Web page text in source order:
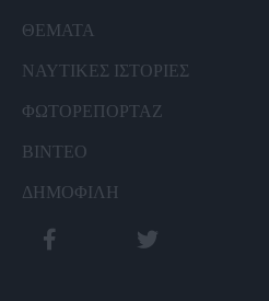
ΘΕΜΑΤΑ
ΝΑΥΤΙΚΕΣ ΙΣΤΟΡΙΕΣ
ΦΩΤΟΡΕΠΟΡΤΑΖ
ΒΙΝΤΕΟ
ΔΗΜΟΦΙΛΗ